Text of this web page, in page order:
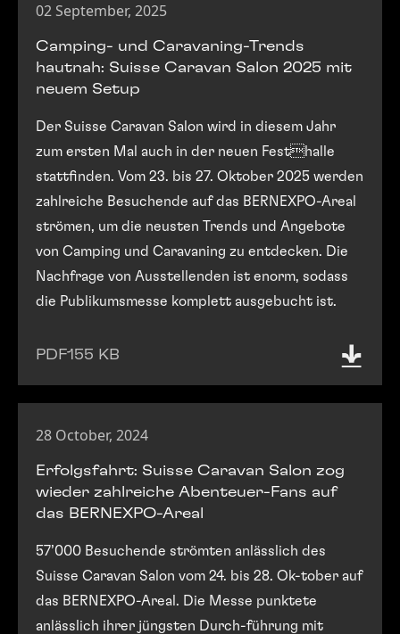
02 September, 2025
Camping- und Caravaning-Trends
hautnah: Suisse Caravan Salon 2025 mit
neuem Setup
Der Suisse Caravan Salon wird in diesem Jahr
zum ersten Mal auch in der neuen Festhalle
stattfinden. Vom 23. bis 27. Oktober 2025 werden
zahlreiche Besuchende auf das BERNEXPO-Areal
strömen, um die neusten Trends und Angebote
von Camping und Caravaning zu entdecken. Die
Nachfrage von Ausstellenden ist enorm, sodass
die Publikumsmesse komplett ausgebucht ist.
PDF155 KB
28 October, 2024
Erfolgsfahrt: Suisse Caravan Salon zog
wieder zahlreiche Abenteuer-Fans auf
das BERNEXPO-Areal
57’000 Besuchende strömten anlässlich des
Suisse Caravan Salon vom 24. bis 28. Ok-tober auf
das BERNEXPO-Areal. Die Messe punktete
anlässlich ihrer jüngsten Durch-führung mit